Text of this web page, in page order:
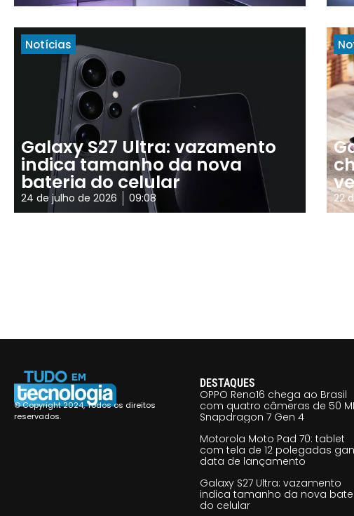
Notícias
Galaxy S27 Ultra: vazamento
indica tamanho da nova
bateria do celular
24 de julho de 2026 09:08 22
© Copyright 2024, Todos os direitos
reservados.
DESTAQUES
OPPO Reno16 chega ao Brasil
com quatro câmeras de 50
Snapdragon 7 Gen 4
Motorola Moto Pad 70: tablet
com tela de 12 polegadas
data de lançamento
Galaxy S27 Ultra: vazamento
indica tamanho da nova
do celular